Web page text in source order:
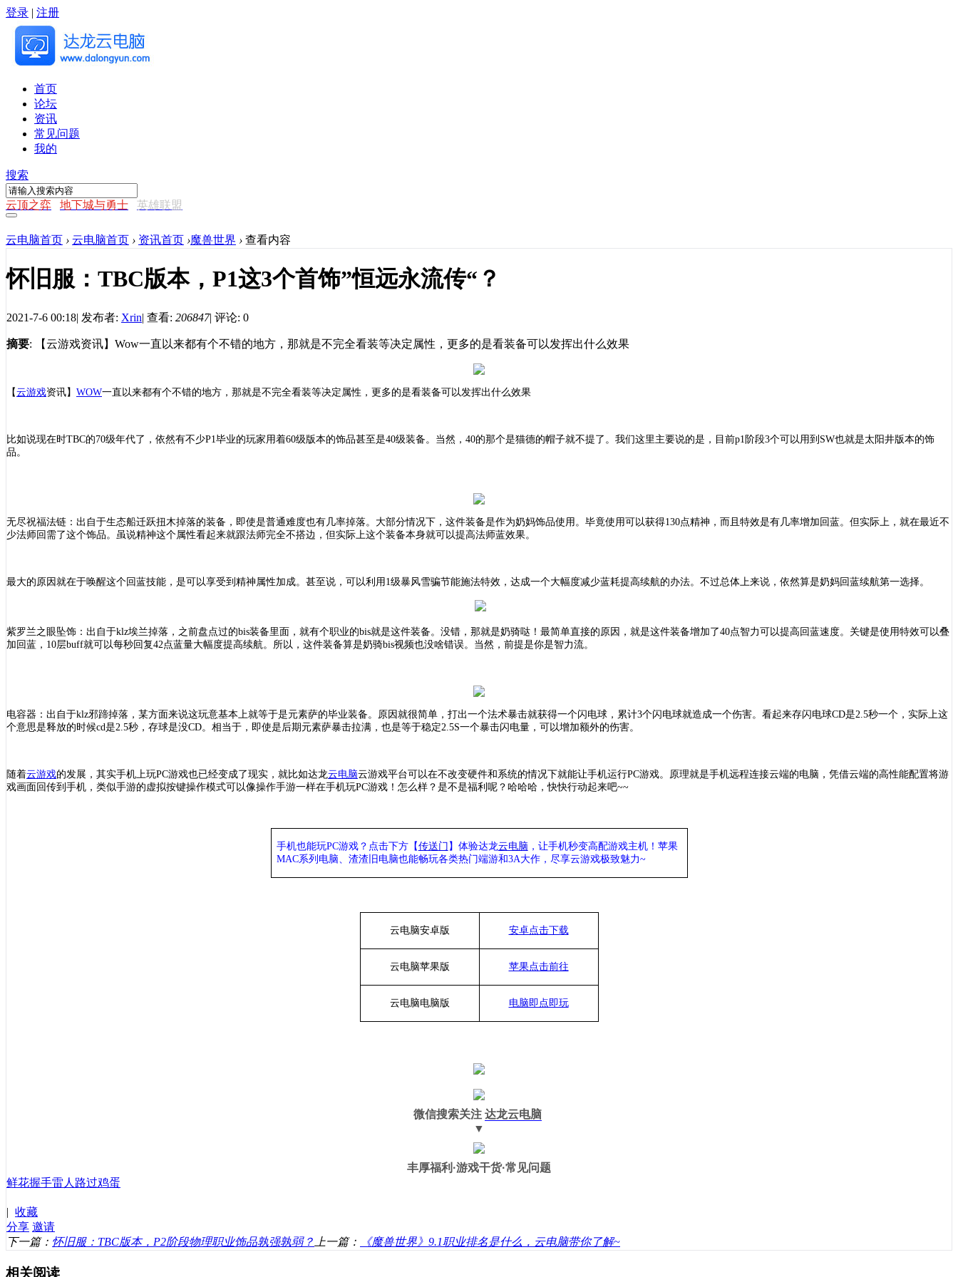
登录 | 注册
首页
论坛
资讯
常见问题
我的
搜索
云顶之弈 地下城与勇士 英雄联盟
云电脑首页 › 云电脑首页 › 资讯首页 ›魔兽世界 › 查看内容
怀旧服：TBC版本，P1这3个首饰”恒远永流传“？
2021-7-6 00:18| 发布者: Xrin| 查看: 206847| 评论: 0
摘要: 【云游戏资讯】Wow一直以来都有个不错的地方，那就是不完全看装等决定属性，更多的是看装备可以发挥出什么效果
【云游戏资讯】 WOW一直以来都有个不错的地方，那就是不完全看装等决定属性，更多的是看装备可以发挥出什么效果
比如说现在时TBC的70级年代了，依然有不少P1毕业的玩家用着60级版本的饰品甚至是40级装备。当然，40的那个是猫德的帽子就不提了。我们这里主要说的是，目前p1阶段3个可以用到SW也就是太阳井版本的饰
品。
无尽祝福法链：出自于生态船迁跃扭木掉落的装备，即使是普通难度也有几率掉落。大部分情况下，这件装备是作为奶妈饰品使用。毕竟使用可以获得130点精神，而且特效是有几率增加回蓝。但实际上，就在最近不
少法师回需了这个饰品。虽说精神这个属性看起来就跟法师完全不搭边，但实际上这个装备本身就可以提高法师蓝效果。
最大的原因就在于唤醒这个回蓝技能，是可以享受到精神属性加成。甚至说，可以利用 1级暴风雪骗节能施法特效，达成一个大幅度减少蓝耗提高续航的办法。不过总体上来说，依然算是奶妈回蓝续航第一选择。
紫罗兰之眼坠饰：出自于klz埃兰掉落，之前盘点过的bis装备里面，就有个职业的bis就是这件装备。没错，那就是奶骑哒！最简单直接的原因，就是这件装备增加了40点智力可以提高回蓝速度。关键是使用特效可以叠
加回蓝，10层buff就可以每秒回复42点蓝量大幅度提高续航。所以，这件装备算是奶骑bis视频也没啥错误。当然，前提是你是智力流。
电容器：出自于klz邪蹄掉落，某方面来说这玩意基本上就等于是元素萨的毕业装备。原因就很简单，打出一个法术暴击就获得一个闪电球，累计3个闪电球就造成一个伤害。看起来存闪电球CD是2.5秒一个，实际上这
个意思是释放的时候cd是2.5秒，存球是没CD。相当于，即使是后期元素萨暴击拉满，也是等于稳定2.5S一个暴击闪电量，可以增加额外的伤害。
随着云游戏的发展，其实手机上玩PC游戏也已经变成了现实，就比如达龙云电脑云游戏平台可以在不改变硬件和系统的情况下就能让手机运行PC游戏。原理就是手机远程连接云端的电脑，凭借云端的高性能配置将游
戏画面回传到手机，类似手游的虚拟按键操作模式可以像操作手游一样在手机玩PC游戏！怎么样？是不是福利呢？哈哈哈，快快行动起来吧~~
手机也能玩PC游戏？点击下方【传送门 】 体验达龙云电脑 ，让手机秒变高配游戏主机！苹果
MAC系列电脑、 渣渣旧电脑也能畅玩各类热门端游和3A大作， 尽享云游戏极致魅力~
云电脑安卓版 安卓点击下载
云电脑苹果版 苹果点击前往
云电脑电脑版 电脑即点即玩
微信搜索关注 达龙云电脑
▼
丰厚福利 ·游戏干货·常见问题
鲜花握手雷人 路过鸡蛋
| 收藏
分享 邀请
下一篇： 怀旧服：TBC版本，P2阶段物理职业饰品孰强孰弱？ 上一篇： 《魔兽世界》9.1职业排名是什么，云电脑带你了解~
相关阅读